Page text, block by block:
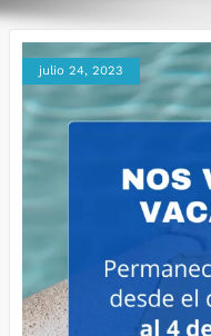
julio 24, 2023